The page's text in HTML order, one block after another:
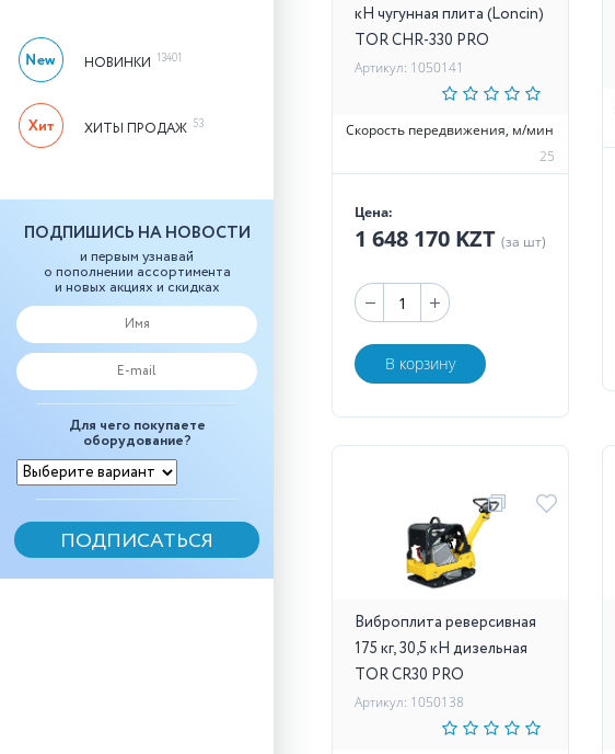
НОВИНКИ 13401
ХИТЫ ПРОДАЖ 53
ПОДПИШИСЬ НА НОВОСТИ
и первым узнавай
о пополнении ассортимента
и новых акциях и скидках
Для чего покупаете
оборудование?
кН чугунная плита (Loncin)
TOR CHR-330 PRO
Артикул: 1050141
Скорость передвижения, м/мин
25
Цена:
1 648 170 KZT (за шт)
В корзину
Виброплита реверсивная
175 кг, 30,5 кН дизельная
TOR CR30 PRO
Артикул: 1050138